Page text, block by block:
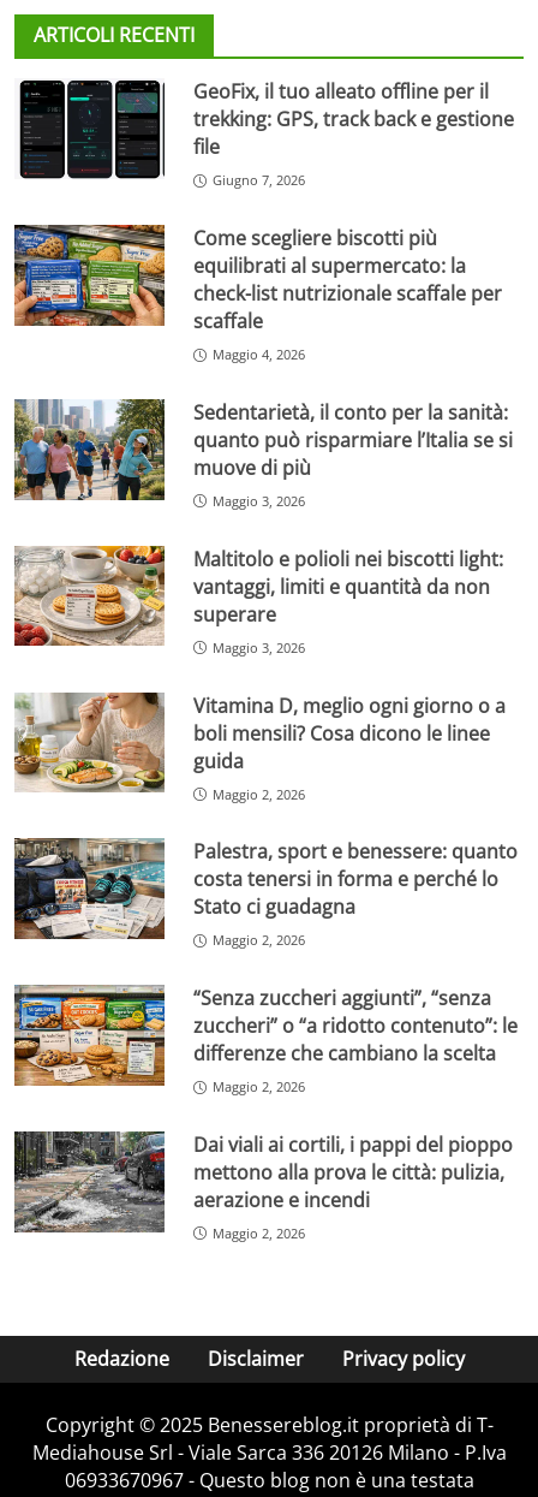
ARTICOLI RECENTI
GeoFix, il tuo alleato offline per il
trekking: GPS, track back e gestione
file
Giugno 7, 2026
Come scegliere biscotti più
equilibrati al supermercato: la
check-list nutrizionale scaffale per
scaffale
Maggio 4, 2026
Sedentarietà, il conto per la sanità:
quanto può risparmiare l’Italia se si
muove di più
Maggio 3, 2026
Maltitolo e polioli nei biscotti light:
vantaggi, limiti e quantità da non
superare
Maggio 3, 2026
Vitamina D, meglio ogni giorno o a
boli mensili? Cosa dicono le linee
guida
Maggio 2, 2026
Palestra, sport e benessere: quanto
costa tenersi in forma e perché lo
Stato ci guadagna
Maggio 2, 2026
“Senza zuccheri aggiunti”, “senza
zuccheri” o “a ridotto contenuto”: le
differenze che cambiano la scelta
Maggio 2, 2026
Dai viali ai cortili, i pappi del pioppo
mettono alla prova le città: pulizia,
aerazione e incendi
Maggio 2, 2026
Redazione Disclaimer Privacy policy
Copyright © 2025 Benessereblog.it proprietà di T-
Mediahouse Srl - Viale Sarca 336 20126 Milano - P.Iva
06933670967 - Questo blog non è una testata